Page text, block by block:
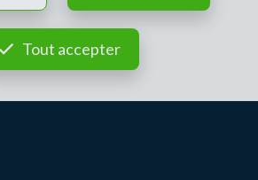
Tout accepter